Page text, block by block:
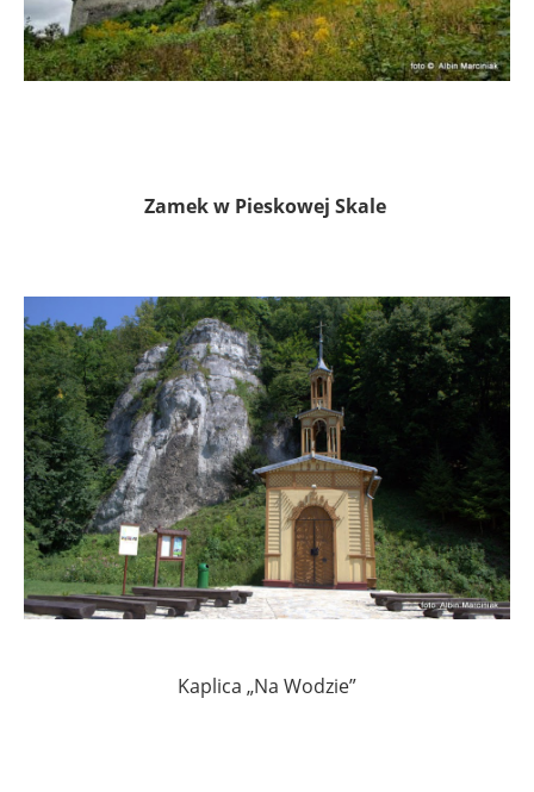
Zamek w Pieskowej Skale
Kaplica „Na Wodzie”